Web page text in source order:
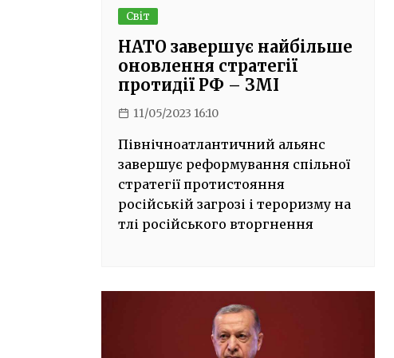
Світ
НАТО завершує найбільше
оновлення стратегії
протидії РФ – ЗМІ
11/05/2023 16:10
Північноатлантичний альянс
завершує реформування спільної
стратегії протистояння
російській загрозі і тероризму на
тлі російського вторгнення